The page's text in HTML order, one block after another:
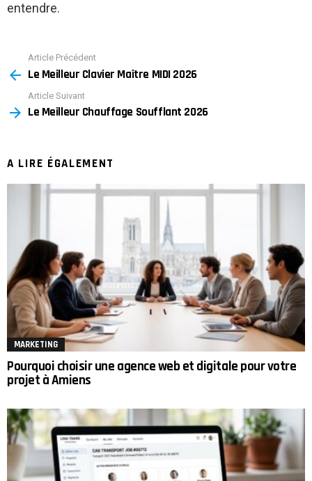
entendre.
more
Article Précédent
Le Meilleur Clavier Maître MIDI 2026
Article Suivant
Le Meilleur Chauffage Soufflant 2026
A LIRE ÉGALEMENT
MARKETING
Pourquoi choisir une agence web et digitale pour votre
projet à Amiens